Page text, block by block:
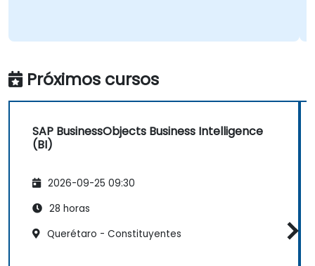
Próximos cursos
SAP BusinessObjects Business Intelligence
(BI)
2026-09-25 09:30
28 horas
Querétaro - Constituyentes